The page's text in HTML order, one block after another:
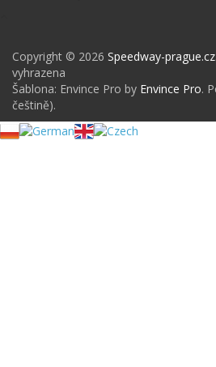
Copyright © 2026 Speedway-prague.cz
vyhrazena
Šablona: Envince Pro by Envince Pro.
češtině).